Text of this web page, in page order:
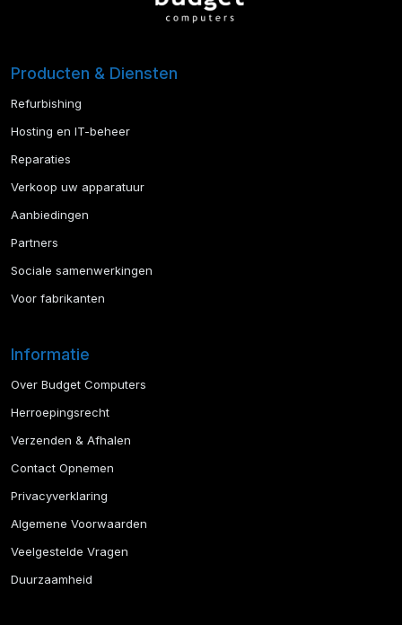
Producten & Diensten
Refurbishing
Hosting en IT-beheer
Reparaties
Verkoop uw apparatuur
Aanbiedingen
Partners
Sociale samenwerkingen
Voor fabrikanten
Informatie
Over Budget Computers
Herroepingsrecht
Verzenden & Afhalen
Contact Opnemen
Privacyverklaring
Algemene Voorwaarden
Veelgestelde Vragen
Duurzaamheid